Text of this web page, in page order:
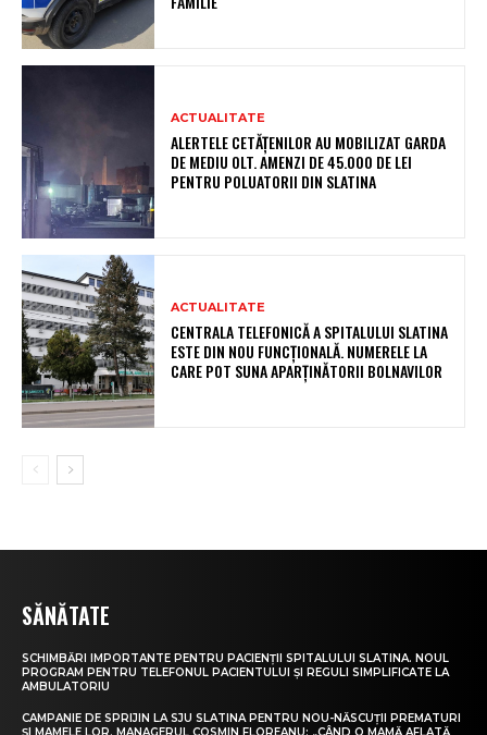
ACTUALITATE
ALERTELE CETĂȚENILOR AU MOBILIZAT GARDA
DE MEDIU OLT. AMENZI DE 45.000 DE LEI
PENTRU POLUATORII DIN SLATINA
ACTUALITATE
CENTRALA TELEFONICĂ A SPITALULUI SLATINA
ESTE DIN NOU FUNCȚIONALĂ. NUMERELE LA
CARE POT SUNA APARȚINĂTORII BOLNAVILOR
SĂNĂTATE
SCHIMBĂRI IMPORTANTE PENTRU PACIENȚII SPITALULUI SLATINA. NOUL
PROGRAM PENTRU TELEFONUL PACIENTULUI ȘI REGULI SIMPLIFICATE LA
AMBULATORIU
CAMPANIE DE SPRIJIN LA SJU SLATINA PENTRU NOU-NĂSCUȚII PREMATURI
ȘI MAMELE LOR. MANAGERUL COSMIN FLOREANU: „CÂND O MAMĂ AFLATĂ